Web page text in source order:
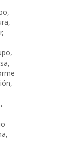
,
,
,
,
,
,
,
,